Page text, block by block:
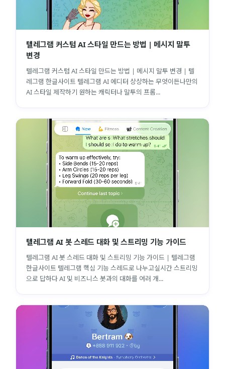
텔레그램 커스텀 AI 스타일 만드는 방법 | 메시지 말투
변경
텔레그램 커스텀 AI 스타일 만드는 방법 | 메시지 말투 변경 | 텔
레그램 한글사이트 텔레그램 AI 에디터 상상하는 무엇이든나만의
AI 스타일 제작하기 원하는 캐릭터나 말투의 프롬...
텔레그램 AI 봇 스레드 대화 및 스트리밍 기능 가이드
텔레그램 AI 봇 스레드 대화 및 스트리밍 기능 가이드 | 텔레그램
한글사이트 텔레그램 핵심 기능 스레드로 나누고실시간 스트리밍
으로 답하다 AI 및 비즈니스 봇과의 대화를 여러 개...